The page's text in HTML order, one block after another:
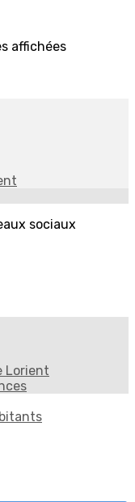
affichées
sociaux
Lorient